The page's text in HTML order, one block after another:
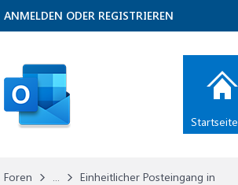
Foren ...
Einheitlicher Posteingang in
ANMELDEN ODER REGISTRIEREN
Startseite